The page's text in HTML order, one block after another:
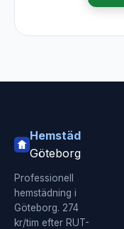
Hemstäd
Göteborg
Professionell
hemstädning i
Göteborg. 274
kr/tim efter RUT-